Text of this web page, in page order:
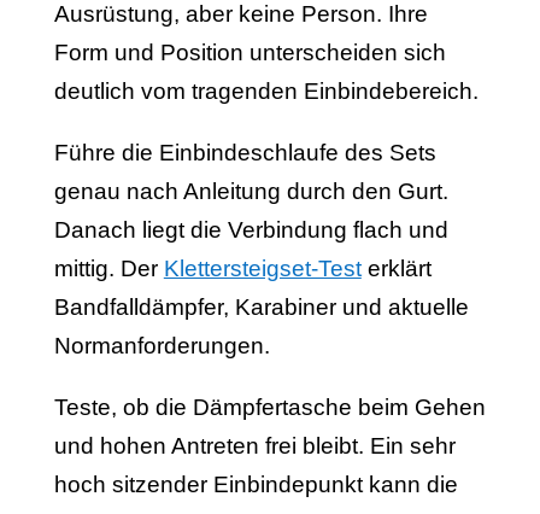
Ausrüstung, aber keine Person. Ihre
Form und Position unterscheiden sich
deutlich vom tragenden Einbindebereich.
Führe die Einbindeschlaufe des Sets
genau nach Anleitung durch den Gurt.
Danach liegt die Verbindung flach und
mittig. Der Klettersteigset-Testerklärt
Bandfalldämpfer, Karabiner und aktuelle
Normanforderungen.
Teste, ob die Dämpfertasche beim Gehen
und hohen Antreten frei bleibt. Ein sehr
hoch sitzender Einbindepunkt kann die